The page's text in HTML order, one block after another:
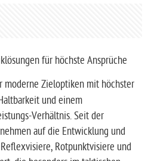
für höchste Ansprüche
Zieloptiken mit höchster
und einem
Verhältnis. Seit der
auf die Entwicklung und
Rotpunktvisiere und